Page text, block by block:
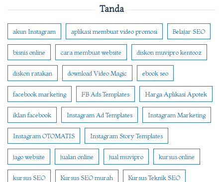
Tanda
akun Instagram aplikasi membuat video promosi Belajar SEO
bisnis online cara membuat website diskon muvipro kentooz
diskon ratakan download Video Magic ebook seo
facebook marketing FB Ads Templates Harga Aplikasi Apotek
iklan facebook Instagram Ad Templates Instagram Marketing
Instagram OTOMATIS Instagram Story Templates
jago website jualan online jual muvipro kursus online
kursus SEO Kursus SEO murah Kursus Teknik SEO